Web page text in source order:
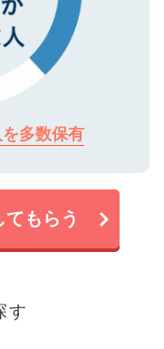
多数保有
もらう
す